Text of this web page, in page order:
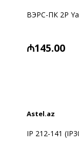
ВЭРС-ПК 2P
₼145.00
Astel.az
IP 212-141